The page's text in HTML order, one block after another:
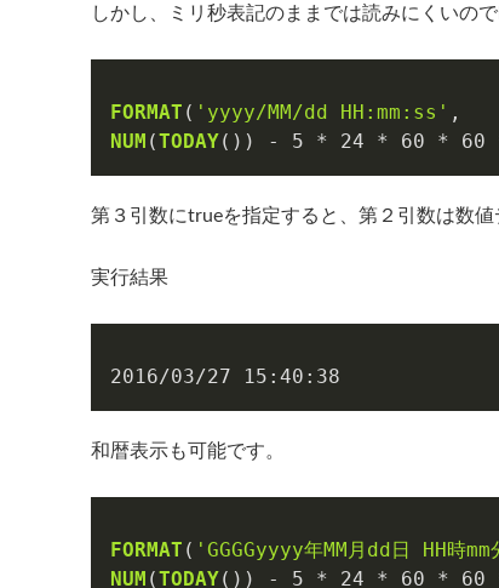
しかし、ミリ秒表記のままでは読みにくいの
FORMAT ( 'yyyy/MM/dd HH:mm:ss'
NUM (TODAY()) - 5 * 24 * 60 * 60
第３引数にtrueを指定すると、第２引数は数値
実行結果
2016/03/27 15:40:38
和暦表示も可能です。
FORMAT ( 'GGGGyyyy年MM月dd日 HH時
NUM (TODAY()) - 5 * 24 * 60 * 60